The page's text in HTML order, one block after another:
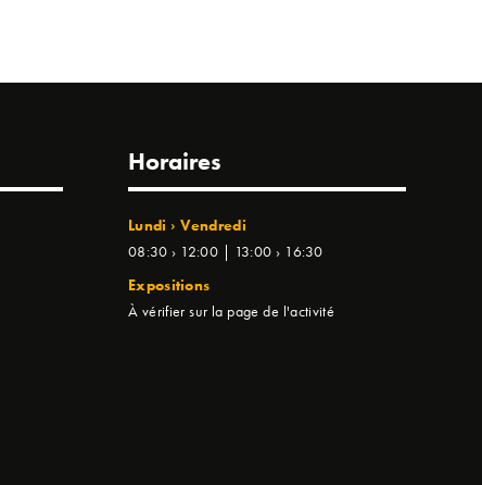
Horaires
Lundi › Vendredi
08:30 › 12:00 | 13:00 › 16:30
Expositions
À vérifier sur la page de l'activité